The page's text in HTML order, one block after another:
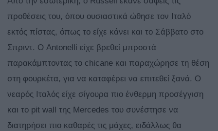
προθέσεις του, όπου ουσιαστικά ώθησε τον Ιταλό
εκτός πίστας, όπως το είχε κάνει και το Σάββατο στο
Σπριντ. Ο Antonelli είχε βρεθεί μπροστά
παρακάμπτοντας το chicane και παραχώρησε τη θέση
στη φουρκέτα, για να καταφέρει να επιτεθεί ξανά. Ο
νεαρός Ιταλός είχε σίγουρα πιο ένθερμη προσέγγιση
και το pit wall της Mercedes του συνέστησε να
διατηρήσει πιο καθαρές τις μάχες, ειδάλλως θα